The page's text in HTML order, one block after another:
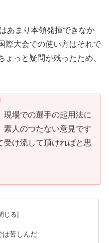
あまり本領発揮できなか
際大会での使い方はそれで
っと疑問が残ったため、
現場での選手の起用法に
素人のつたない意見です
受け流して頂ければと思
は苦しんだ